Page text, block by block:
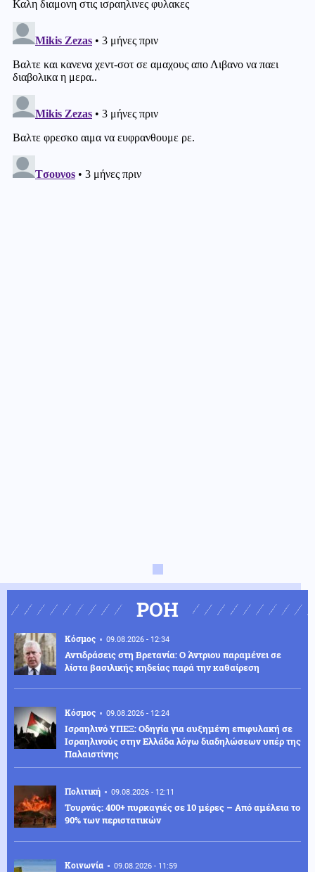
ΡΟΗ
Κόσμος 09.08.2026 - 12:34
Αντιδράσεις στη Βρετανία: Ο Άντριου παραμένει σε
λίστα βασιλικής κηδείας παρά την καθαίρεση
Κόσμος 09.08.2026 - 12:24
Ισραηλινό ΥΠΕΞ: Οδηγία για αυξημένη επιφυλακή σε
Ισραηλινούς στην Ελλάδα λόγω διαδηλώσεων υπέρ της
Παλαιστίνης
Πολιτική 09.08.2026 - 12:11
Τουρνάς: 400+ πυρκαγιές σε 10 μέρες – Από αμέλεια το
90% των περιστατικών
Κοινωνία 09.08.2026 - 11:59